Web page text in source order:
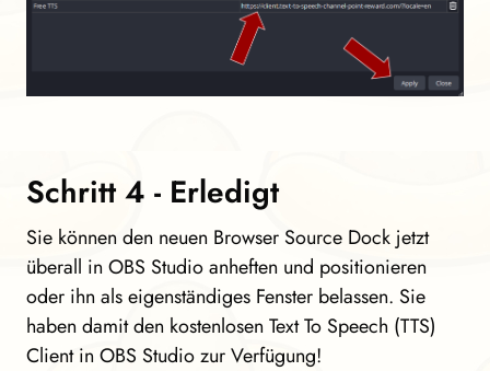
Schritt 4 - Erledigt
Sie können den neuen Browser Source Dock jetzt
überall in OBS Studio anheften und positionieren
oder ihn als eigenständiges Fenster belassen. Sie
haben damit den kostenlosen Text To Speech (TTS)
Client in OBS Studio zur Verfügung!